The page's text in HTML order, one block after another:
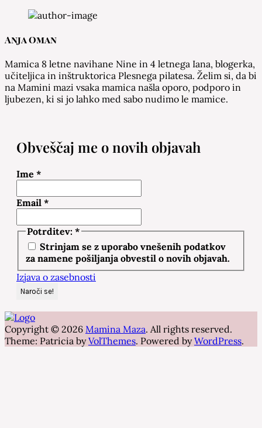
Anja Oman
Mamica 8 letne navihane Nine in 4 letnega Iana, blogerka,
učiteljica in inštruktorica Plesnega pilatesa. Želim si, da bi
na Mamini mazi vsaka mamica našla oporo, podporo in
ljubezen, ki si jo lahko med sabo nudimo le mamice.
Obveščaj me o novih objavah
Ime *
Email *
Potrditev: *
Strinjam se z uporabo vnešenih podatkov
za namene pošiljanja obvestil o novih objavah.
Izjava o zasebnosti
Copyright © 2026 Mamina Maza. All rights reserved.
Theme: Patricia byVolThemes. Powered byWordPress.